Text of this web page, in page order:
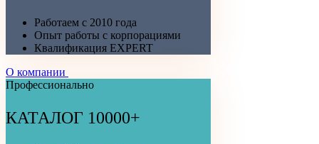
Работаем с 2010 года
Опыт работы с корпорациями
Квалификация EXPERT
О компании
Профессионально
КАТАЛОГ 10000+